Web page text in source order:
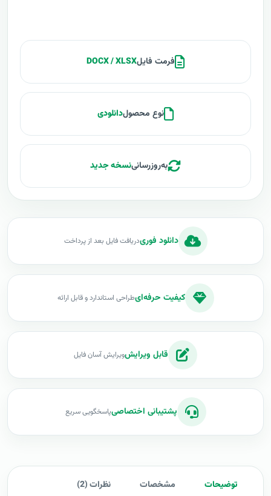
فرمت فایلDOCX / XLSX
نوع محصولدانلودی
به‌روزرسانینسخه جدید
دانلود فوریدریافت فایل بعد از پرداخت
کیفیت حرفه‌ایطراحی استاندارد و قابل ارائه
قابل ویرایشویرایش آسان فایل
پشتیبانی اختصاصیپاسخگویی سریع
توضیحات مشخصات نظرات (2)